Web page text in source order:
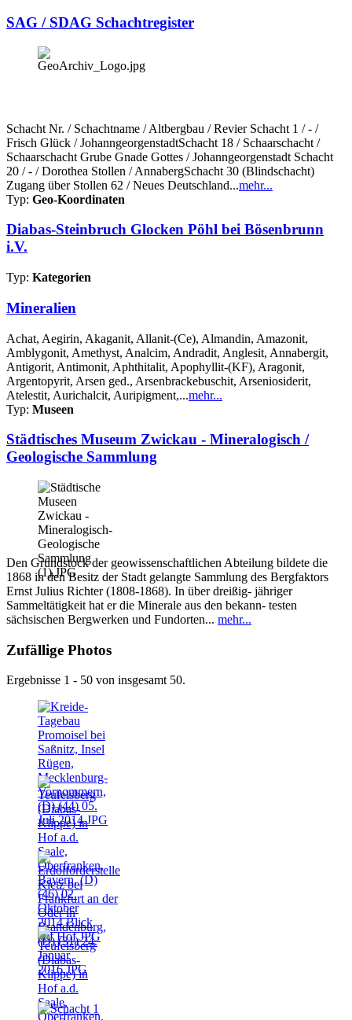
SAG / SDAG Schachtregister
Schacht Nr. / Schachtname / Altbergbau / Revier Schacht 1 / - /
Frisch Glück / JohanngeorgenstadtSchacht 18 / Schaarschacht /
Schaarschacht Grube Gnade Gottes / Johanngeorgenstadt Schacht
20 / - / Dorothea Stollen / AnnabergSchacht 30 (Blindschacht)
Zugang über Stollen 62 / Neues Deutschland...mehr...
Typ: Geo-Koordinaten
Diabas-Steinbruch Glocken Pöhl bei Bösenbrunn
i.V.
Typ: Kategorien
Mineralien
Achat, Aegirin, Akaganit, Allanit-(Ce), Almandin, Amazonit,
Amblygonit, Amethyst, Analcim, Andradit, Anglesit, Annabergit,
Antigorit, Antimonit, Aphthitalit, Apophyllit-(KF), Aragonit,
Argentopyrit, Arsen ged., Arsenbrackebuschit, Arseniosiderit,
Atelestit, Aurichalcit, Auripigment,...mehr...
Typ: Museen
Städtisches Museum Zwickau - Mineralogisch /
Geologische Sammlung
Den Grundstock der geowissenschaftlichen Abteilung bildete die
1868 in den Besitz der Stadt gelangte Sammlung des Bergfaktors
Ernst Julius Richter (1808-1868). In über dreißig- jähriger
Sammeltätigkeit hat er die Minerale aus den bekann- testen
sächsischen Bergwerken und Fundorten... mehr...
Zufällige Photos
Ergebnisse 1 - 50 von insgesamt 50.